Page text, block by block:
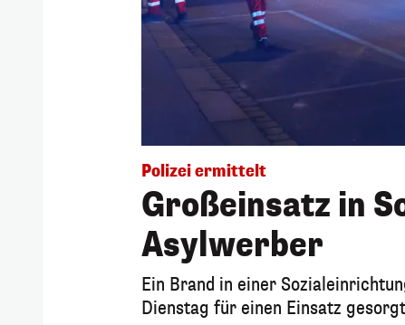
Polizei ermittelt
Großeinsatz in
Asylwerber
Ein Brand in einer
Dienstag für einen Einsatz